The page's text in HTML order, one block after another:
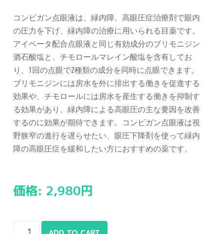
コンビガン点眼液は、緑内障、高眼圧症治療剤で眼内
の圧力を下げ、緑内障の治療に用いられる目薬です。
アイベータ配合点眼液と同じ有効成分のブリモニジン
酒石酸塩と、チモロールマレイン酸塩を含有してお
り、1回の点眼で2種類の成分を同時に点眼できます。
ブリモニジンには房水を外に排出する働きを促進する
効果や、チモロールには房水を産生する働きを抑制す
る効果があり、緑内障による高眼圧の主な要因を改善
するのに効果が期待できます。コンビガン点眼液は視
野狭窄の進行を遅らせたい、眼圧下降剤を使って緑内
障の高眼圧症を緩和したい方におすすめの薬です。
価格: 2,980円